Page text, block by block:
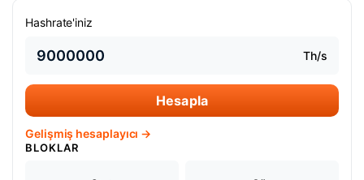
Hashrate'iniz
Th/s
Hesapla
Gelişmiş hesaplayıcı →
BLOKLAR